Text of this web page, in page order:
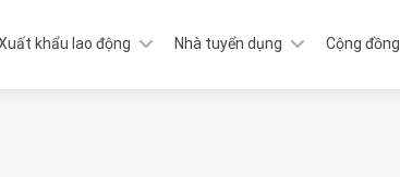
khẩu lao động Nhà tuyển dụng Cộng đồng